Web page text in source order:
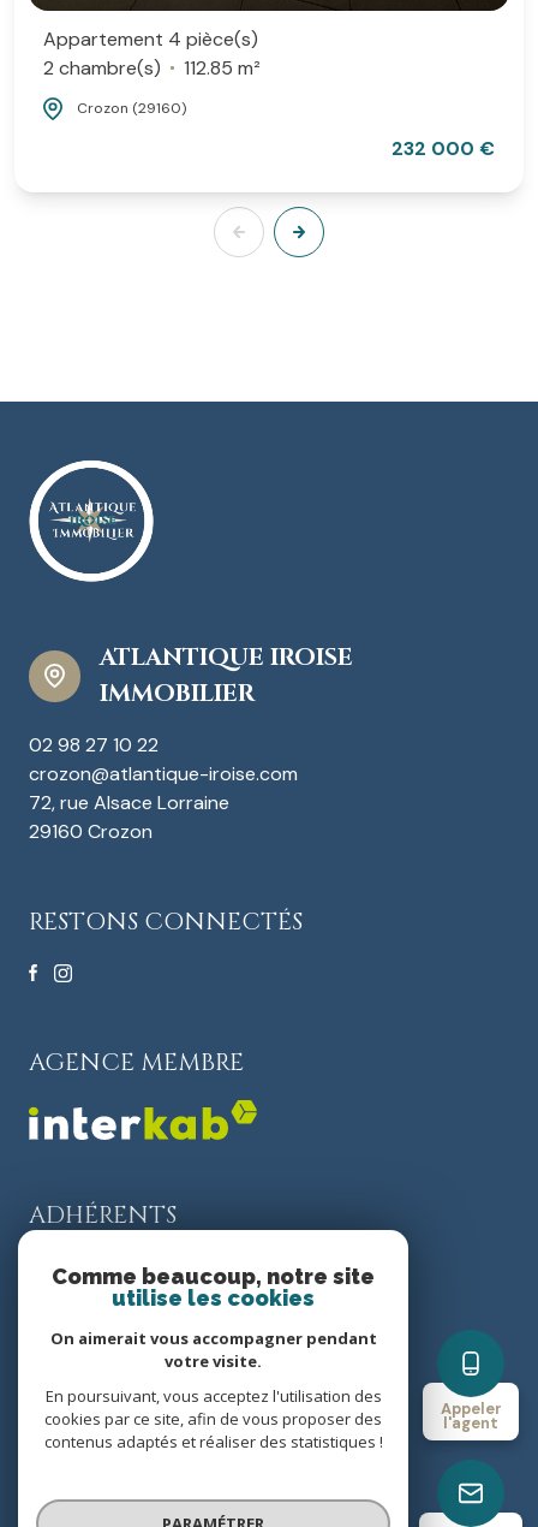
Appeler
l'agent
Appartement 4 pièce(s)
2 chambre(s)
112.85 m²
Crozon (29160)
232 000 €
ATLANTIQUE IROISE
IMMOBILIER
02 98 27 10 22
crozon@atlantique-iroise.com
72, rue Alsace Lorraine
29160 Crozon
RESTONS CONNECTÉS
AGENCE MEMBRE
ADHÉRENTS
nos partenaires
mentions légales
admin
Comme beaucoup, notre site
utilise les cookies
On aimerait vous accompagner pendant
votre visite.
En poursuivant, vous acceptez l'utilisation des
cookies par ce site, afin de vous proposer des
contenus adaptés et réaliser des statistiques !